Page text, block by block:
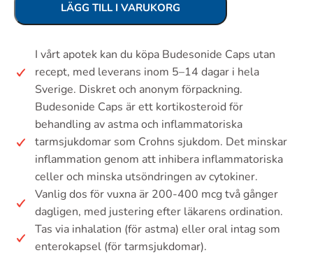
LÄGG TILL I VARUKORG
I vårt apotek kan du köpa Budesonide Caps utan
recept, med leverans inom 5–14 dagar i hela
Sverige. Diskret och anonym förpackning.
Budesonide Caps är ett kortikosteroid för
behandling av astma och inflammatoriska
tarmsjukdomar som Crohns sjukdom. Det minskar
inflammation genom att inhibera inflammatoriska
celler och minska utsöndringen av cytokiner.
Vanlig dos för vuxna är 200-400 mcg två gånger
dagligen, med justering efter läkarens ordination.
Tas via inhalation (för astma) eller oral intag som
enterokapsel (för tarmsjukdomar).